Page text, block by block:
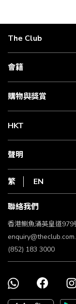
The Club
關於 The Club
合作夥伴
媒體中心
會籍
會籍及專屬禮遇
賺取積分
購物與獎賞
物流與配送
Club Shopping 商品領
常見問題
HKT
csl.
1010
HKT
聲明
私隱聲明
使用條款
條款及細則
不歧視及不騷擾聲明
認可牌照及通告
繁 EN
聯絡我們
香港鰂魚涌英皇道
(852) 183 3000